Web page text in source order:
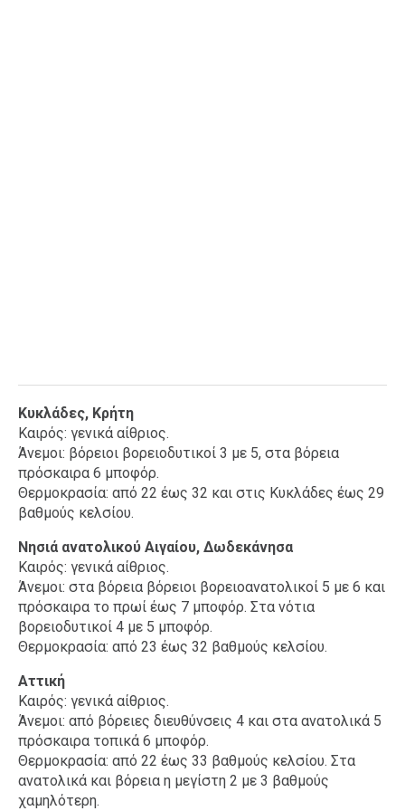
Κυκλάδες, Κρήτη
Καιρός: γενικά αίθριος.
Άνεμοι: βόρειοι βορειοδυτικοί 3 με 5, στα βόρεια
πρόσκαιρα 6 μποφόρ.
Θερμοκρασία: από 22 έως 32 και στις Κυκλάδες έως 29
βαθμούς κελσίου.
Νησιά ανατολικού Αιγαίου, Δωδεκάνησα
Καιρός: γενικά αίθριος.
Άνεμοι: στα βόρεια βόρειοι βορειοανατολικοί 5 με 6 και
πρόσκαιρα το πρωί έως 7 μποφόρ. Στα νότια
βορειοδυτικοί 4 με 5 μποφόρ.
Θερμοκρασία: από 23 έως 32 βαθμούς κελσίου.
Αττική
Καιρός: γενικά αίθριος.
Άνεμοι: από βόρειες διευθύνσεις 4 και στα ανατολικά 5
πρόσκαιρα τοπικά 6 μποφόρ.
Θερμοκρασία: από 22 έως 33 βαθμούς κελσίου. Στα
ανατολικά και βόρεια η μεγίστη 2 με 3 βαθμούς
χαμηλότερη.